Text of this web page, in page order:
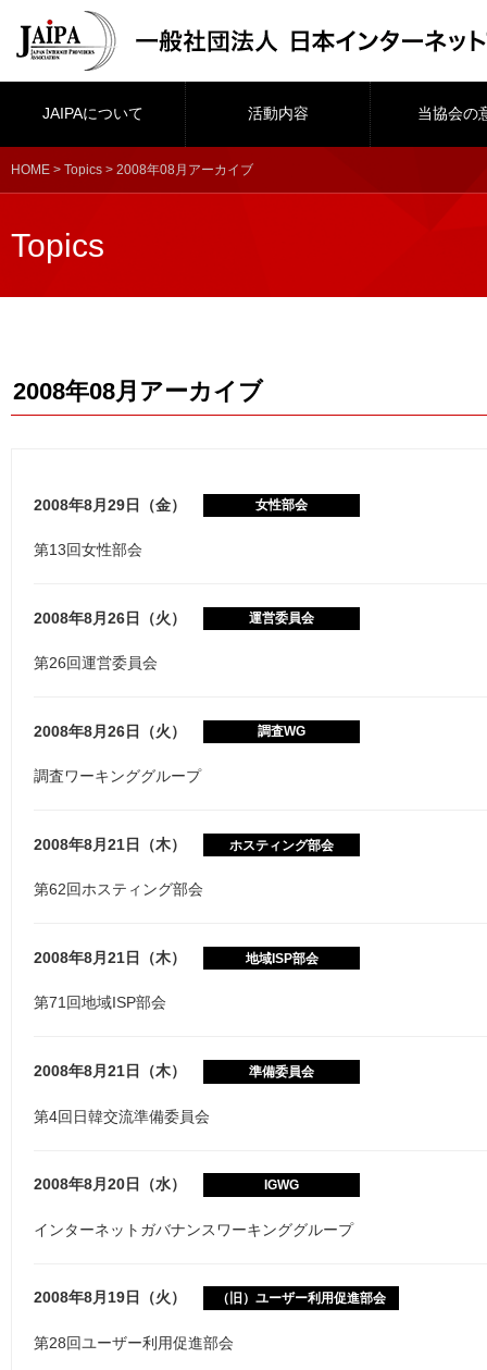
JAIPAについて 活動内容 当協会の
HOME > Topics > 2008年08月アーカイブ
Topics
2008年08月アーカイブ
2008年8月29日（金） 女性部会
第13回女性部会
2008年8月26日（火） 運営委員会
第26回運営委員会
2008年8月26日（火） 調査WG
調査ワーキンググループ
2008年8月21日（木） ホスティング部会
第62回ホスティング部会
2008年8月21日（木） 地域ISP部会
第71回地域ISP部会
2008年8月21日（木） 準備委員会
第4回日韓交流準備委員会
2008年8月20日（水） IGWG
インターネットガバナンスワーキンググループ
2008年8月19日（火） （旧）ユーザー利用促進部会
第28回ユーザー利用促進部会